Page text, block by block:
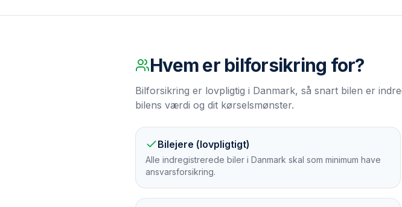
Hvem er bilforsikring for?
Bilforsikring er lovpligtig i Danmark, så snart bilen er
bilens værdi og dit kørselsmønster.
Bilejere (lovpligtigt)
Alle indregistrerede biler i Danmark skal som minimum have
ansvarsforsikring.